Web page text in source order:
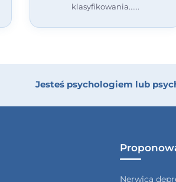
klasyfikowania...
Jesteś psychologiem lub
Nerwica